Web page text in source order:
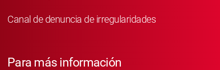
Canal de denuncia de irregularidades
Para más información